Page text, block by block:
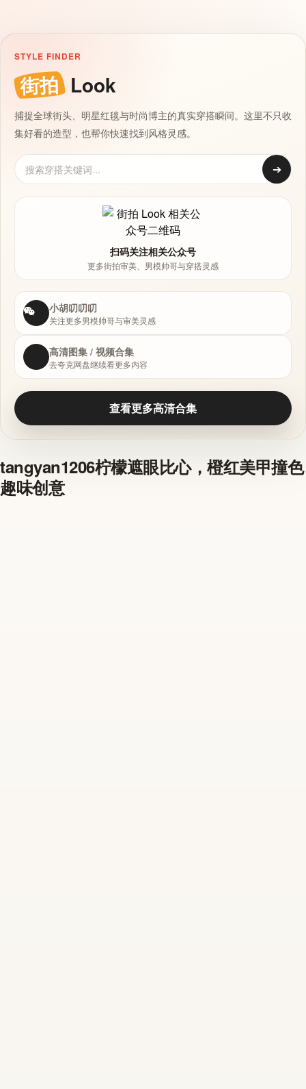
STYLE FINDER
街拍 Look
捕捉全球街头、明星红毯与时尚博主的真实穿搭瞬间。这里不只收
集好看的造型，也帮你快速找到风格灵感。
➔
扫码关注相关公众号
更多街拍审美、男模帅哥与穿搭灵感
小胡叨叨叨
关注更多男模帅哥与审美灵感
高清图集 / 视频合集
去夸克网盘继续看更多内容
查看更多高清合集
tangyan1206柠檬遮眼比心，橙红美甲撞色
趣味创意